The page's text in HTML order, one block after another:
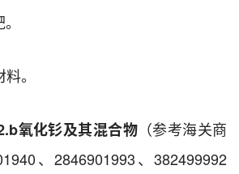
。
氧化钐及其混合物（参考海关商
、2846901993、382499992